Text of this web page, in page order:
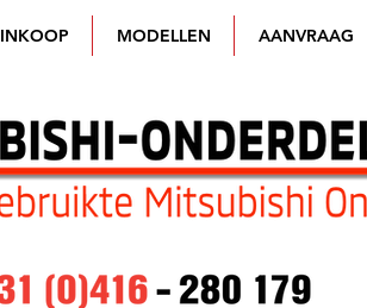
INKOOP MODELLEN AANVRAAG